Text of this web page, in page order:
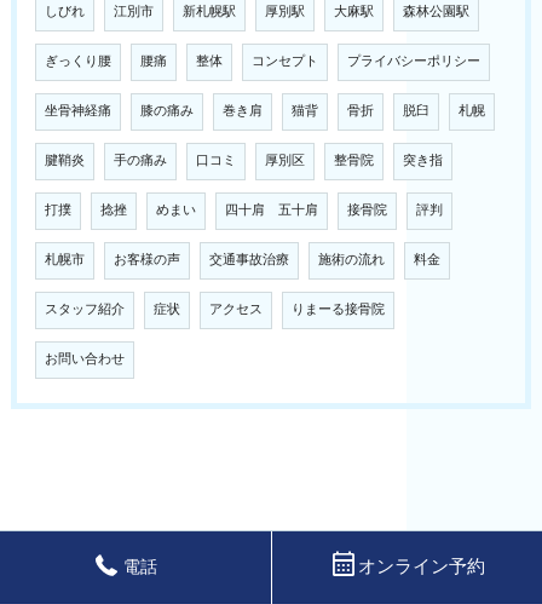
しびれ 江別市 新札幌駅 厚別駅 大麻駅 森林公園駅
ぎっくり腰 腰痛 整体 コンセプト プライバシーポリシー
坐骨神経痛 膝の痛み 巻き肩 猫背 骨折 脱臼 札幌
腱鞘炎 手の痛み 口コミ 厚別区 整骨院 突き指
打撲 捻挫 めまい 四十肩 五十肩 接骨院 評判
札幌市 お客様の声 交通事故治療 施術の流れ 料金
スタッフ紹介 症状 アクセス りまーる接骨院
お問い合わせ
電話 calendar_monthオンライン予約